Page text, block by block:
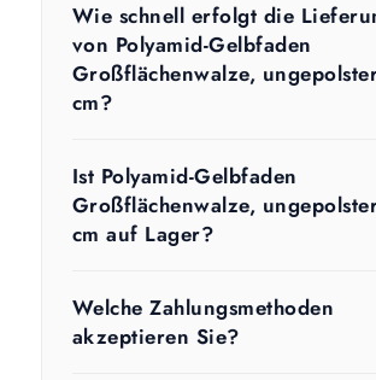
Wie schnell erfolgt die
von Polyamid-Gelbfaden
Großflächenwalze,
cm?
Ist Polyamid-Gelbfaden
Großflächenwalze,
cm auf Lager?
Welche Zahlungsmethoden
akzeptieren Sie?